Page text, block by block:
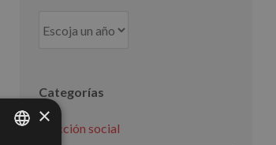
Categorías
Acción social
×